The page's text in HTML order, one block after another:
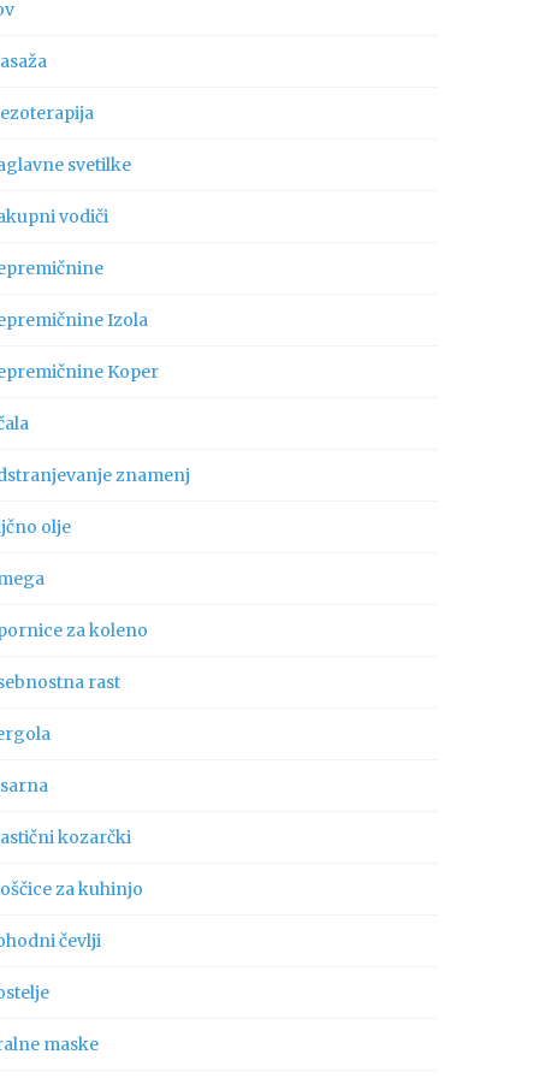
svetilke
vodiči
Izola
Koper
znamenj
olje
za koleno
rast
kozarčki
za kuhinjo
čevlji
maske